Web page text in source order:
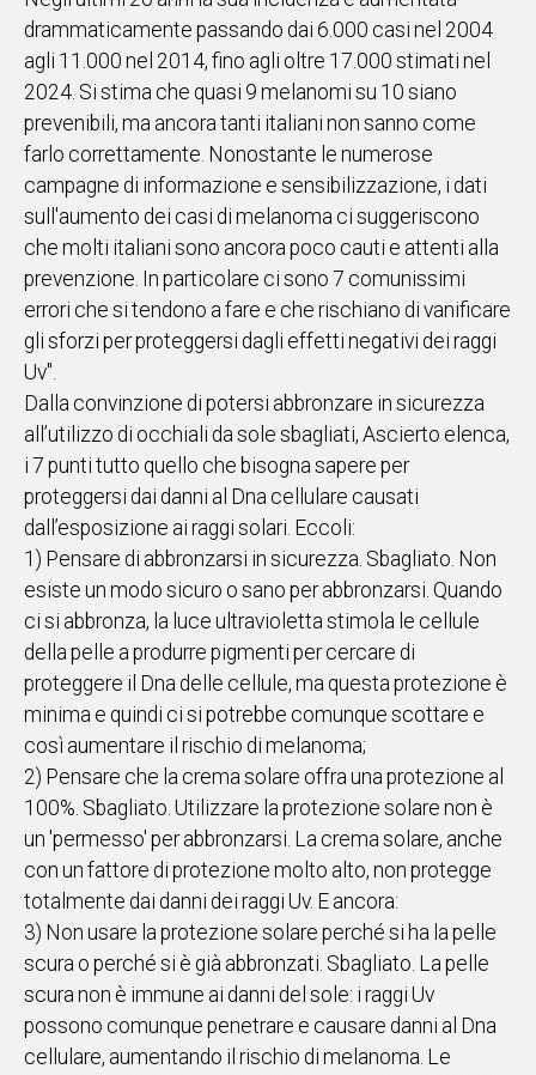
drammaticamente passando dai 6.000 casi nel 2004
agli 11.000 nel 2014, fino agli oltre 17.000 stimati nel
2024. Si stima che quasi 9 melanomi su 10 siano
prevenibili, ma ancora tanti italiani non sanno come
farlo correttamente. Nonostante le numerose
campagne di informazione e sensibilizzazione, i dati
sull'aumento dei casi di melanoma ci suggeriscono
che molti italiani sono ancora poco cauti e attenti alla
prevenzione. In particolare ci sono 7 comunissimi
errori che si tendono a fare e che rischiano di vanificare
gli sforzi per proteggersi dagli effetti negativi dei raggi
Uv".
Dalla convinzione di potersi abbronzare in sicurezza
all’utilizzo di occhiali da sole sbagliati, Ascierto elenca,
i 7 punti tutto quello che bisogna sapere per
proteggersi dai danni al Dna cellulare causati
dall’esposizione ai raggi solari. Eccoli:
1) Pensare di abbronzarsi in sicurezza. Sbagliato. Non
esiste un modo sicuro o sano per abbronzarsi. Quando
ci si abbronza, la luce ultravioletta stimola le cellule
della pelle a produrre pigmenti per cercare di
proteggere il Dna delle cellule, ma questa protezione è
minima e quindi ci si potrebbe comunque scottare e
così aumentare il rischio di melanoma;
2) Pensare che la crema solare offra una protezione al
100%. Sbagliato. Utilizzare la protezione solare non è
un 'permesso' per abbronzarsi. La crema solare, anche
con un fattore di protezione molto alto, non protegge
totalmente dai danni dei raggi Uv. E ancora:
3) Non usare la protezione solare perché si ha la pelle
scura o perché si è già abbronzati. Sbagliato. La pelle
scura non è immune ai danni del sole: i raggi Uv
possono comunque penetrare e causare danni al Dna
cellulare, aumentando il rischio di melanoma. Le